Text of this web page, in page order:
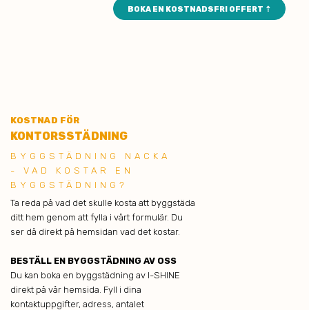
BOKA EN KOSTNADSFRI OFFERT ⇡
KOSTNAD FÖR
KONTORSSTÄDNING
BYGGSTÄDNING NACKA
- VAD KOSTAR EN
BYGGSTÄDNING?
Ta reda på vad det skulle kosta att byggstäda
ditt hem genom att fylla i vårt formulär. Du
ser då direkt på hemsidan vad det kostar.
BESTÄLL EN BYGGSTÄDNING AV OSS
Du kan boka en byggstädning av I-SHINE
direkt på vår hemsida. Fyll i dina
kontaktuppgifter, adress, antalet